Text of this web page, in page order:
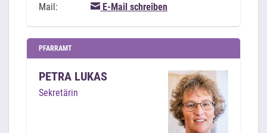
Mail:
E-Mail schreiben
PFARRAMT
PETRA LUKAS
Sekretärin